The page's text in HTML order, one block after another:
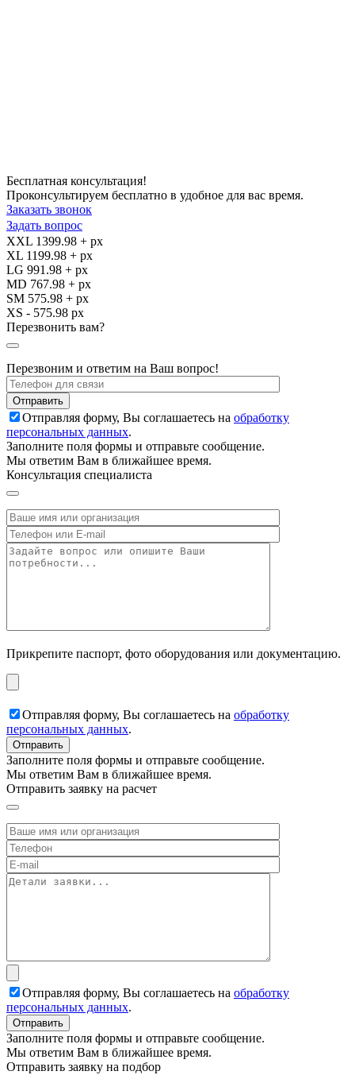
Бесплатная консультация!
Проконсультируем бесплатно в удобное для вас время.
Заказать звонок
Задать вопрос
XXL 1399.98 + px
XL 1199.98 + px
LG 991.98 + px
MD 767.98 + px
SM 575.98 + px
XS - 575.98 px
Перезвонить вам?
Перезвоним и ответим на Ваш вопрос!
Отправляя форму, Вы соглашаетесь на обработку
персональных данных.
Заполните поля формы и отправьте сообщение.
Мы ответим Вам в ближайшее время.
Консультация специалиста
Прикрепите паспорт, фото оборудования или документацию.
Отправляя форму, Вы соглашаетесь на обработку
персональных данных.
Заполните поля формы и отправьте сообщение.
Мы ответим Вам в ближайшее время.
Отправить заявку на расчет
Отправляя форму, Вы соглашаетесь на обработку
персональных данных.
Заполните поля формы и отправьте сообщение.
Мы ответим Вам в ближайшее время.
Отправить заявку на подбор